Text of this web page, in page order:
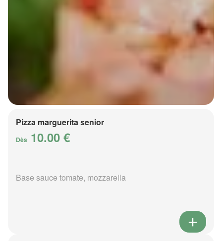
Pizza marguerita senior
Dès 10.00 €
Base sauce tomate, mozzarella